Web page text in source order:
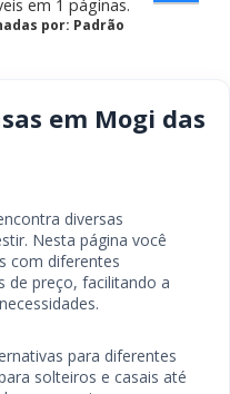
em 1 páginas.
por: Padrão
em Mogi das
diversas
Nesta página você
com diferentes
de preço, facilitando a
para diferentes
solteiros e casais até